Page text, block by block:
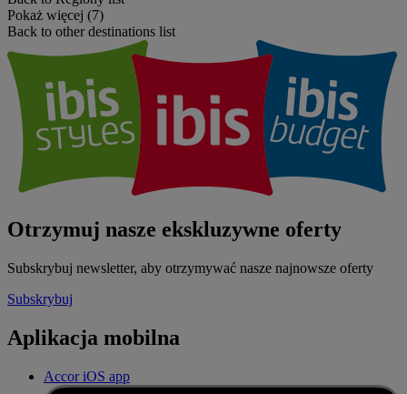
Pokaż więcej (7)
Back to other destinations list
Otrzymuj nasze ekskluzywne oferty
Subskrybuj newsletter, aby otrzymywać nasze najnowsze oferty
Subskrybuj
Aplikacja mobilna
Accor iOS app